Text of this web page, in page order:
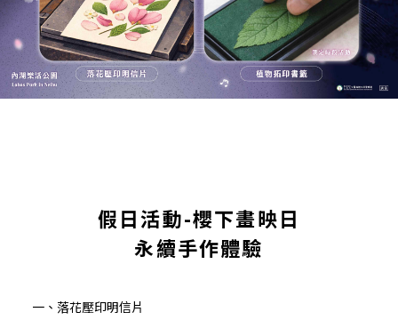
假日活動-櫻下畫映日
永續手作體驗
一、落花壓印明信片